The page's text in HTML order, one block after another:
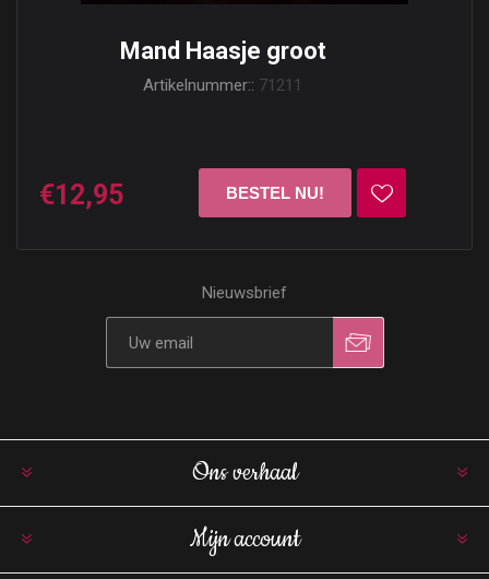
Mand Haasje groot
Artikelnummer:: 71211
€12,95
Nieuwsbrief
Ons verhaal
Mijn account